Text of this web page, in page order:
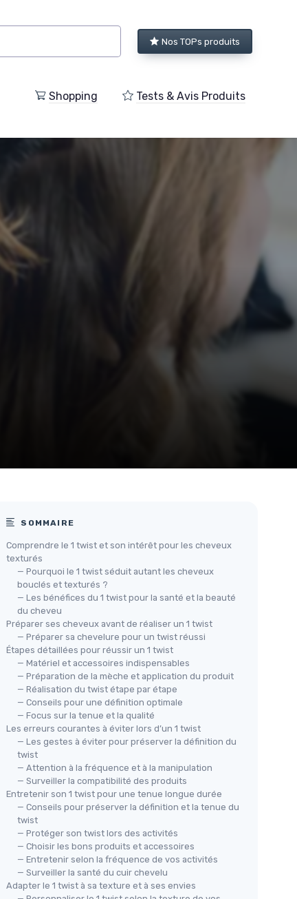
Nos TOPs produits
Shopping Tests & Avis Produits
SOMMAIRE
Comprendre le 1 twist et son intérêt pour les cheveux
texturés
— Pourquoi le 1 twist séduit autant les cheveux
bouclés et texturés ?
— Les bénéfices du 1 twist pour la santé et la beauté
du cheveu
Préparer ses cheveux avant de réaliser un 1 twist
— Préparer sa chevelure pour un twist réussi
Étapes détaillées pour réussir un 1 twist
— Matériel et accessoires indispensables
— Préparation de la mèche et application du produit
— Réalisation du twist étape par étape
— Conseils pour une définition optimale
— Focus sur la tenue et la qualité
Les erreurs courantes à éviter lors d’un 1 twist
— Les gestes à éviter pour préserver la définition du
twist
— Attention à la fréquence et à la manipulation
— Surveiller la compatibilité des produits
Entretenir son 1 twist pour une tenue longue durée
— Conseils pour préserver la définition et la tenue du
twist
— Protéger son twist lors des activités
— Choisir les bons produits et accessoires
— Entretenir selon la fréquence de vos activités
— Surveiller la santé du cuir chevelu
Adapter le 1 twist à sa texture et à ses envies